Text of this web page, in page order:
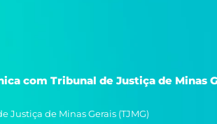
com Tribunal de Justiça de Minas
Justiça de Minas Gerais (TJMG)